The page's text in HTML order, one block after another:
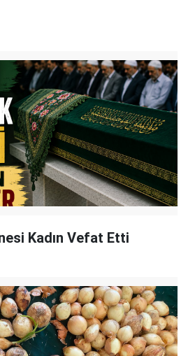
Kadın Vefat Etti